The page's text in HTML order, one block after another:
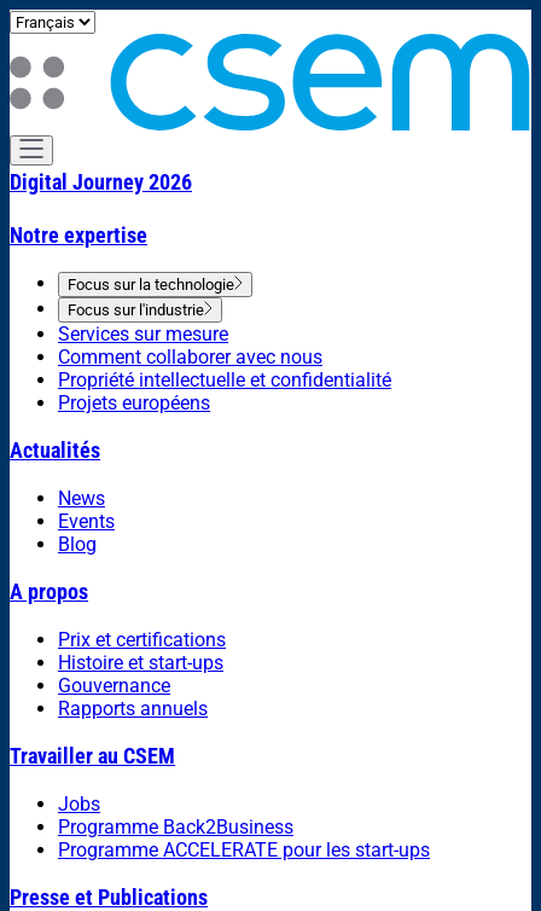
Digital Journey 2026
Notre expertise
Focus sur la technologie
Focus sur l'industrie
Services sur mesure
Comment collaborer avec nous
Propriété intellectuelle et confidentialité
Projets européens
Actualités
News
Events
Blog
A propos
Prix et certifications
Histoire et start-ups
Gouvernance
Rapports annuels
Travailler au CSEM
Jobs
Programme Back2Business
Programme ACCELERATE pour les start-ups
Presse et Publications